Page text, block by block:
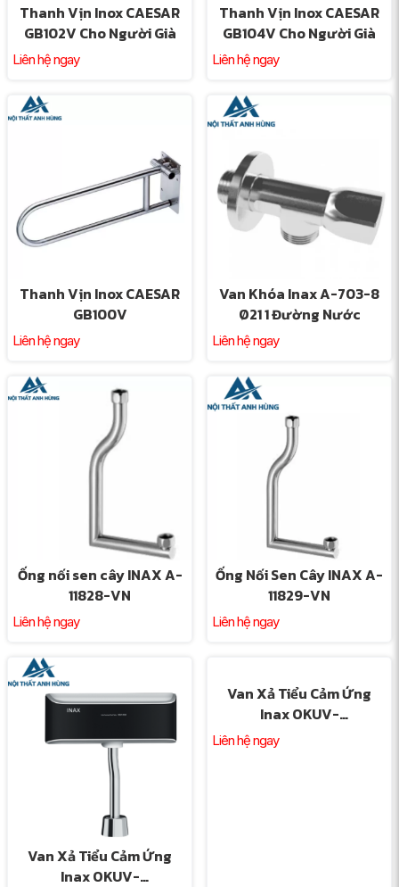
Thanh Vịn Inox CAESAR
GB102V Cho Người Già
Liên hệ ngay
Thanh Vịn Inox CAESAR
GB104V Cho Người Già
Liên hệ ngay
Thanh Vịn Inox CAESAR
GB100V
Liên hệ ngay
Van Khóa Inax A-703-8
Ø21 1 Đường Nước
Liên hệ ngay
Ống nối sen cây INAX A-
11828-VN
Liên hệ ngay
Ống Nối Sen Cây INAX A-
11829-VN
Liên hệ ngay
Van Xả Tiểu Cảm Ứng
Inax OKUV-
Van Xả Tiểu Cảm Ứng
Inax OKUV-
120S(B)-0.5AC 220V 0.5
Liên hệ ngay